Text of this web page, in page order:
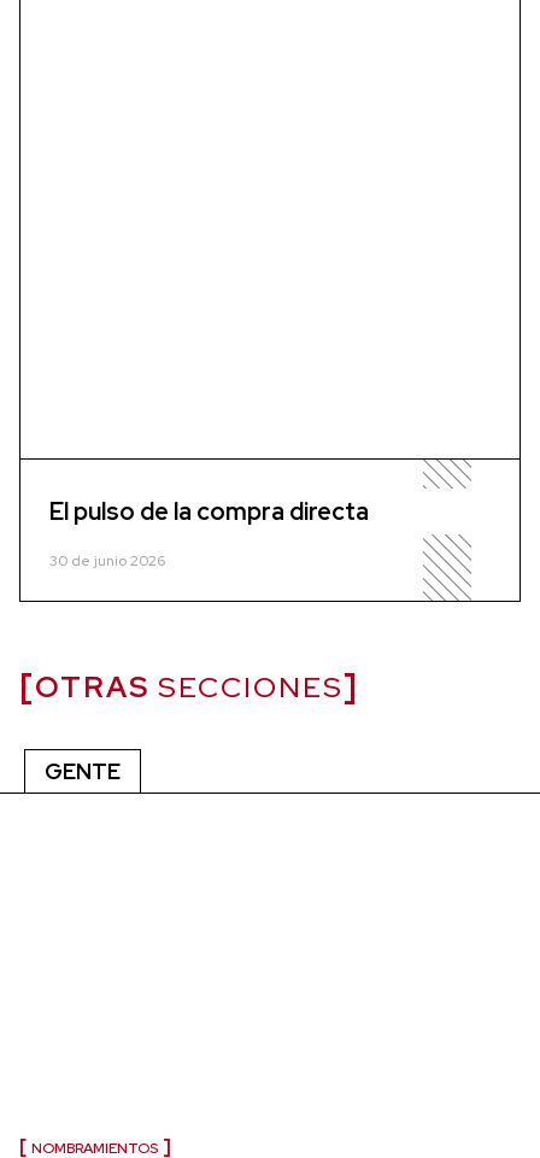
El pulso de la compra directa
30 de junio 2026
OTRAS SECCIONES
GENTE
NOMBRAMIENTOS